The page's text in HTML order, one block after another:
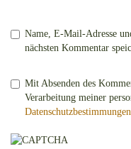
Name, E-Mail-Adresse
nächsten Kommentar
Mit Absenden des
Verarbeitung meiner
Datenschutzbestimmungen